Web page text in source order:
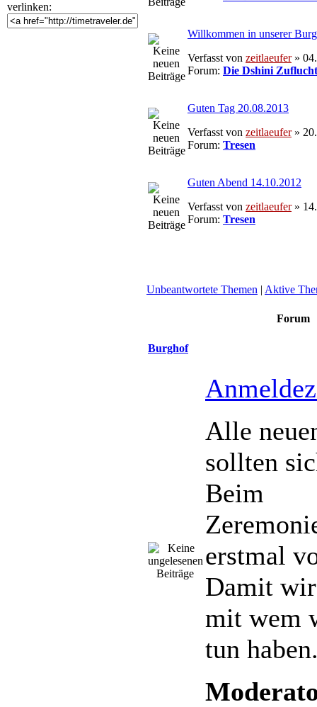
verlinken:
Willkommen in unserer Burg
Verfasst von zeitlaeufer»
Forum: Die Dshini Zuflucht
Guten Tag 20.08.2013
Verfasst von zeitlaeufer»
Forum: Tresen
Guten Abend 14.10.2012
Verfasst von zeitlaeufer»
Forum: Tresen
Unbeantwortete Themen | Aktive
Forum
Burghof
Alle
sollten
Beim
erstmal
Damit
mit wem
tun